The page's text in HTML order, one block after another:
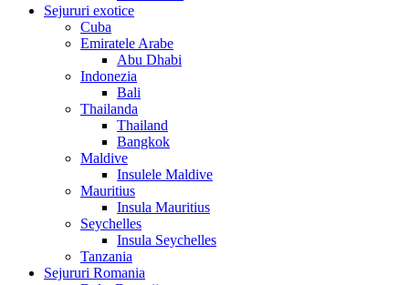
Sejururi exotice
Cuba
Emiratele Arabe
Abu Dhabi
Indonezia
Bali
Thailanda
Thailand
Bangkok
Maldive
Insulele Maldive
Mauritius
Insula Mauritius
Seychelles
Insula Seychelles
Tanzania
Sejururi Romania